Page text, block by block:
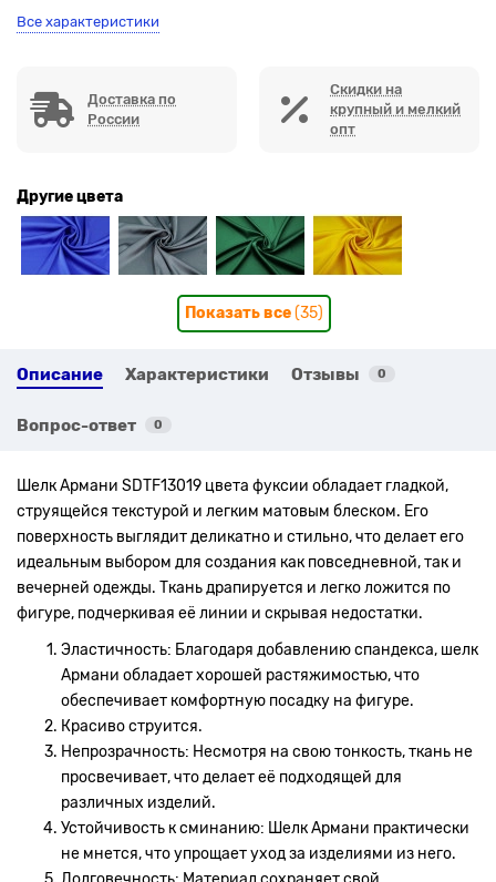
Все характеристики
Доставка по
России
Скидки на
крупный и мелкий
опт
Другие цвета
Показать все(35)
Описание Характеристики Отзывы 0
Вопрос-ответ 0
Шелк Армани SDTF13019 цвета фуксии обладает гладкой,
струящейся текстурой и легким матовым блеском. Его
поверхность выглядит деликатно и стильно, что делает его
идеальным выбором для создания как повседневной, так и
вечерней одежды. Ткань драпируется и легко ложится по
фигуре, подчеркивая её линии и скрывая недостатки.
Эластичность: Благодаря добавлению спандекса, шелк
Армани обладает хорошей растяжимостью, что
обеспечивает комфортную посадку на фигуре.
Красиво струится.
Непрозрачность: Несмотря на свою тонкость, ткань не
просвечивает, что делает её подходящей для
различных изделий.
Устойчивость к сминанию: Шелк Армани практически
не мнется, что упрощает уход за изделиями из него.